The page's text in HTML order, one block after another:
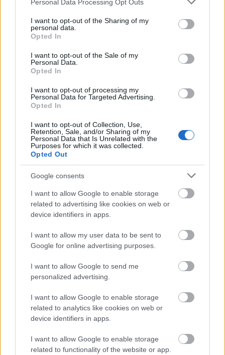
not limited to your visit or usage behaviour. You may click to
grant or deny consent to Google and its third-party tags to
use your data for below specified purposes in below Google
consent section.
Personal Data Processing Opt Outs
I want to opt-out of the Sharing of my
personal data.
Opted In
I want to opt-out of the Sale of my
Personal Data.
Opted In
I want to opt-out of processing my
Personal Data for Targeted Advertising.
Opted In
I want to opt-out of Collection, Use,
Retention, Sale, and/or Sharing of my
Personal Data that Is Unrelated with the
Purposes for which it was collected.
Opted Out
Google consents
I want to allow Google to enable storage
related to advertising like cookies on web or
device identifiers in apps.
I want to allow my user data to be sent to
Google for online advertising purposes.
I want to allow Google to send me
personalized advertising.
I want to allow Google to enable storage
related to analytics like cookies on web or
device identifiers in apps.
I want to allow Google to enable storage
related to functionality of the website or app.
A plus size modell most a Harper`s Bazaar Women
of The Year Awards díjátadóján jelent meg egy
merész, mégis elegáns ruhában. Ha jobban
mondhatjuk, hogy olyan mintha Ashley egy fekete
fürdőruhát viselne, majd az összhatást finomítaná
gyöngyöknek köszönhetően nem mutat meg
minden részletet a testéből.